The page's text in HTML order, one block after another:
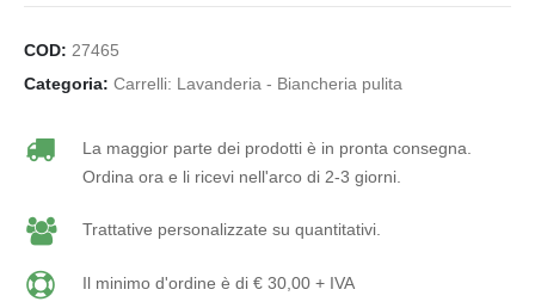
COD: 27465
Categoria: Carrelli: Lavanderia - Biancheria pulita
La maggior parte dei prodotti è in pronta consegna.
Ordina ora e li ricevi nell'arco di 2-3 giorni.
Trattative personalizzate su quantitativi.
Il minimo d'ordine è di € 30,00 + IVA